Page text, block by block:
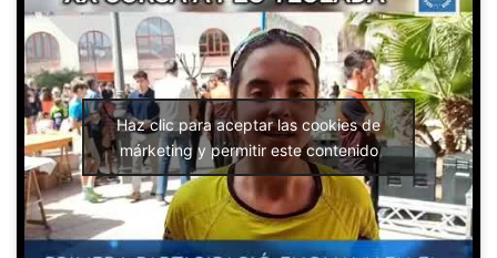
Haz clic para aceptar las cookies de
márketing y permitir este contenido